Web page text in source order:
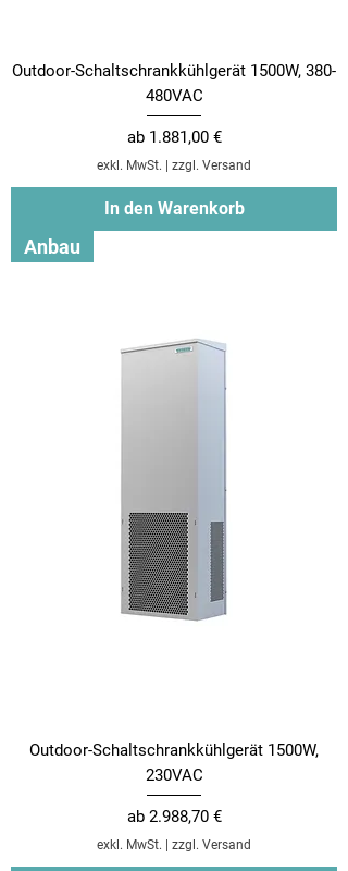
Outdoor-Schaltschrankkühlgerät 1500W, 380-
480VAC
ab 1.881,00 €
Sale-Preis
exkl. MwSt. | zzgl. Versand
In den Warenkorb
Anbau
Outdoor-Schaltschrankkühlgerät 1500W,
230VAC
ab 2.988,70 €
Sale-Preis
exkl. MwSt. | zzgl. Versand